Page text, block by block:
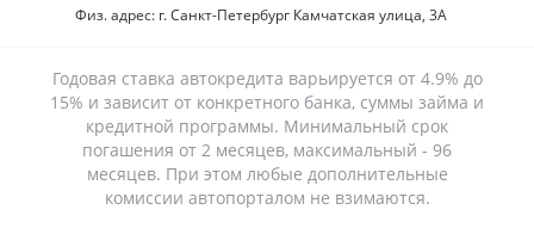
Физ. адрес: г. Санкт-Петербург Камчатская улица, 3А
Годовая ставка автокредита варьируется от 4.9% до
15% и зависит от конкретного банка, суммы займа и
кредитной программы. Минимальный срок
погашения от 2 месяцев, максимальный - 96
месяцев. При этом любые дополнительные
комиссии автопорталом не взимаются.